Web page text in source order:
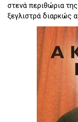
στενά περιθώρια
ξεγλιστρά διαρκώς